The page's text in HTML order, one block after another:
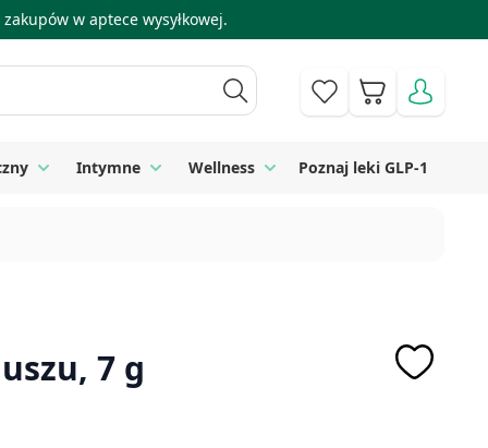
w aptece wysyłkowej.
Koszyk
Toggle submenu for Sprzęt medyczny
Intymne Toggle submenu for Intymne
Wellness Toggle submenu for Wellness
Poznaj leki GLP-1
7 g